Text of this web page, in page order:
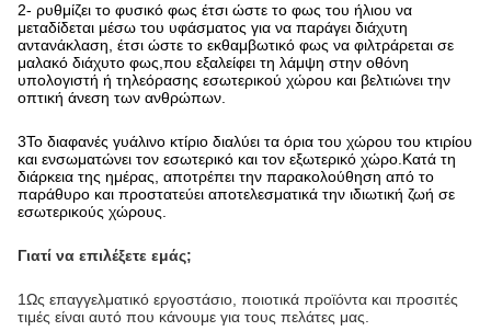
2- ρυθμίζει το φυσικό φως έτσι ώστε το φως του ήλιου να
μεταδίδεται μέσω του υφάσματος για να παράγει διάχυτη
αντανάκλαση, έτσι ώστε το εκθαμβωτικό φως να φιλτράρεται σε
μαλακό διάχυτο φως,που εξαλείφει τη λάμψη στην οθόνη
υπολογιστή ή τηλεόρασης εσωτερικού χώρου και βελτιώνει την
οπτική άνεση των ανθρώπων.
3Το διαφανές γυάλινο κτίριο διαλύει τα όρια του χώρου του κτιρίου
και ενσωματώνει τον εσωτερικό και τον εξωτερικό χώρο.Κατά τη
διάρκεια της ημέρας, αποτρέπει την παρακολούθηση από το
παράθυρο και προστατεύει αποτελεσματικά την ιδιωτική ζωή σε
εσωτερικούς χώρους.
Γιατί να επιλέξετε εμάς;
1Ως επαγγελματικό εργοστάσιο, ποιοτικά προϊόντα και προσιτές
τιμές είναι αυτό που κάνουμε για τους πελάτες μας.